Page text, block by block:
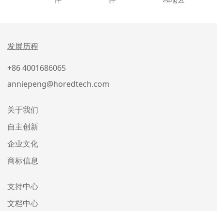
发展历程
+86 4001686065
anniepeng@horedtech.com
关于我们
自主创新
企业文化
商标信息
支持中心
文档中心